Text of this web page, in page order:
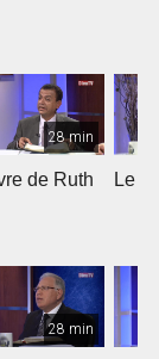
28 min
de Ruth Le
28 min